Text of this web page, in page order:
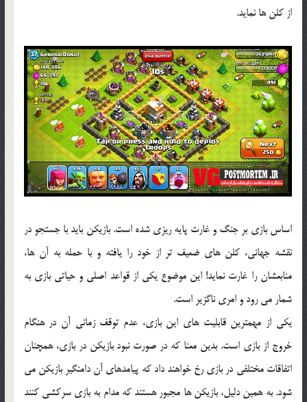
از کلن ها نماید.
اساس بازی بر جنگ و غارت پایه ریزی شده است. بازیکن باید با جستجو در
نقشه جهانی، کلن های ضعیف تر از خود را یافته و با حمله به آن ها،
منابعشان را غارت نماید! این موضوع یکی از قواعد اصلی و حیاتی بازی به
شمار می رود و امری ناگزیر است.
یکی از مهمترین قابلیت های این بازی، عدم توقف زمانی آن در هنگام
خروج از بازی است. بدین معنا که در صورت نبود بازیکن در بازی، همچنان
اتفاقات مختلفی در بازی رخ خواهند داد که پیامدهای آن دامنگیر بازیکن می
شود. به همین دلیل، بازیکن ها مجبور هستند که مدام به بازی سرکشی کنند